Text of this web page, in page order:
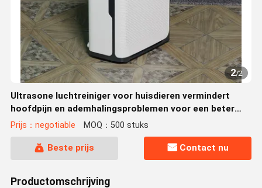
2/2
Ultrasone luchtreiniger voor huisdieren vermindert
hoofdpijn en ademhalingsproblemen voor een beter
welzijn
Prijs：negotiable MOQ：500 stuks
Beste prijs Contact nu
Productomschrijving